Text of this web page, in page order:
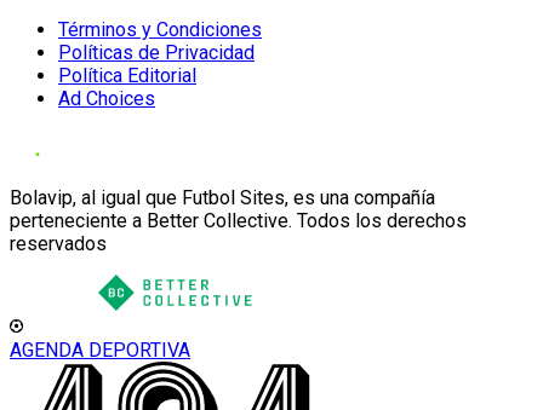
Términos y Condiciones
Políticas de Privacidad
Política Editorial
Ad Choices
Bolavip, al igual que Futbol Sites, es una compañía
perteneciente a Better Collective. Todos los derechos
reservados
AGENDA DEPORTIVA